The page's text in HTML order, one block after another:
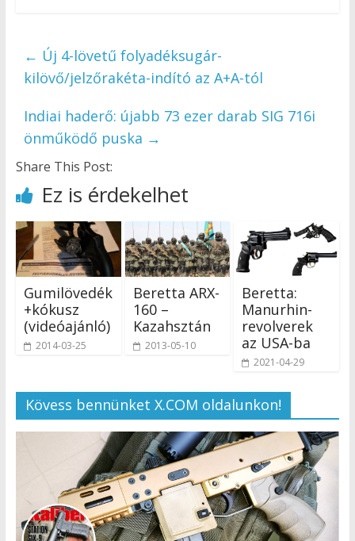
← Új 4-lövetű folyadéksugár-
kilövő/jelzőrakéta-indító az A+A-tól
Indiai haderő: újabb 73 ezer darab SIG 716i
önműködő puska →
Share This Post:
Ez is érdekelhet
Gumilövedék
+kókusz
(videóajánló)
2014-03-25
Beretta ARX-
160 –
Kazahsztán
2013-05-10
Beretta:
Manurhin-
revolverek
az USA-ba
2021-04-29
Kövess bennünket X.COM oldalunkon!